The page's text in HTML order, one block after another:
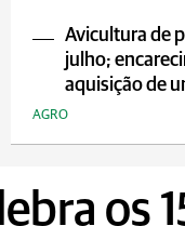
Avicultura de
julho;
aquisição de
AGRO
os